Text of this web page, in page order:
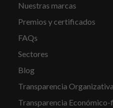
Nuestras marcas
Premios y certificados
FAQs
Sectores
Blog
Transparencia Organizativa
Transparencia